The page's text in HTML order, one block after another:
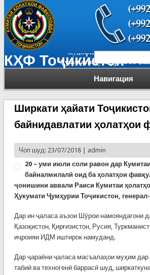
КҲФ Тоҷикистон
Навигация
Форма
Ширкати ҳайати
байнидавлатии ҳолатҳои
Чоп шуд: 23/07/2018 | admin
20 – уми июли соли равон дар
байналмилалӣ оид ба ҳолатҳои
ҷонишини аввали Раиси Кумитаи
Ҳукумати Ҷумҳурии Тоҷикистон,
Дар ин ҷаласа аъзои Шӯрои намояндагони
Қазоқистон, Қирғизистон, Русия,
иҷроияи ИДМ иштирок намуданд.
Дар ҷараёни ҷаласа масъалаҳои муҳим
табиӣ ва техногенӣ баррасӣ шуд,